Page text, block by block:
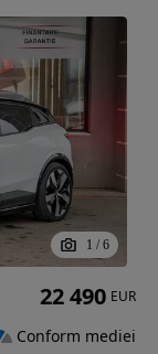
1 / 6
22 490 EUR
Conform mediei